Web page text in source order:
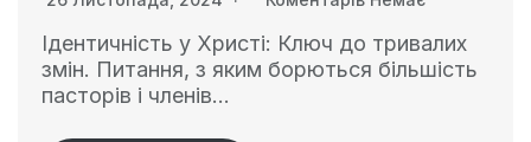
Ідентичність у Христі: Ключ до тривалих
змін. Питання, з яким борються більшість
пасторів і членів…